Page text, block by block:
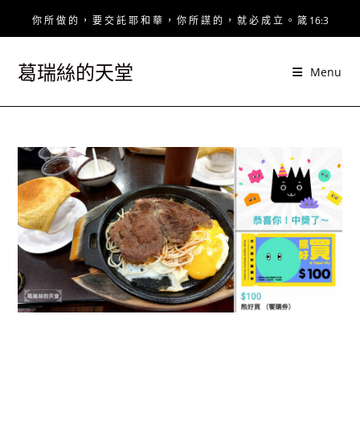
你 所 做 的 ， 要 交 託 耶 和 華 ， 你 所 謀 的 ， 就 必 成 立 。 箴 16:3
葛瑞絲的天堂 Menu